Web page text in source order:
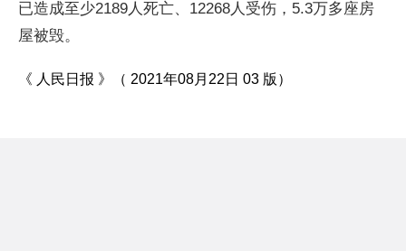
已造成至少2189人死亡、12268人受伤，5.3万多座房
屋被毁。
《 人民日报 》（ 2021年08月22日 03 版）